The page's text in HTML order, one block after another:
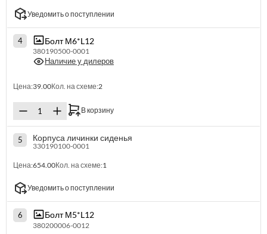
Уведомить о поступлении
4 Болт М6*L12
380190500-0001
Наличие у дилеров
Цена:39.00Кол. на схеме:2
В корзину
5 Корпуса личинки сиденья
330190100-0001
Цена:654.00Кол. на схеме:1
Уведомить о поступлении
6 Болт М5*L12
380200006-0012